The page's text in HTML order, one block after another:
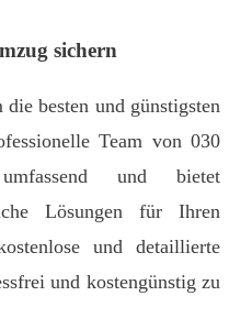
sichern
besten und günstigsten
Team von 030
und bietet
Lösungen für Ihren
und detaillierte
und kostengünstig zu